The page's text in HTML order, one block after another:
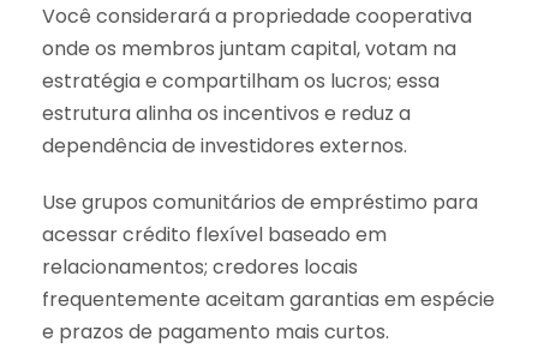
Você considerará a propriedade cooperativa
onde os membros juntam capital, votam na
estratégia e compartilham os lucros; essa
estrutura alinha os incentivos e reduz a
dependência de investidores externos.
Use grupos comunitários de empréstimo para
acessar crédito flexível baseado em
relacionamentos; credores locais
frequentemente aceitam garantias em espécie
e prazos de pagamento mais curtos.